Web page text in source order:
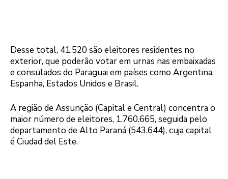
Desse total, 41.520 são eleitores residentes no
exterior, que poderão votar em urnas nas embaixadas
e consulados do Paraguai em países como Argentina,
Espanha, Estados Unidos e Brasil.
A região de Assunção (Capital e Central) concentra o
maior número de eleitores, 1.760.665, seguida pelo
departamento de Alto Paraná (543.644), cuja capital
é Ciudad del Este.